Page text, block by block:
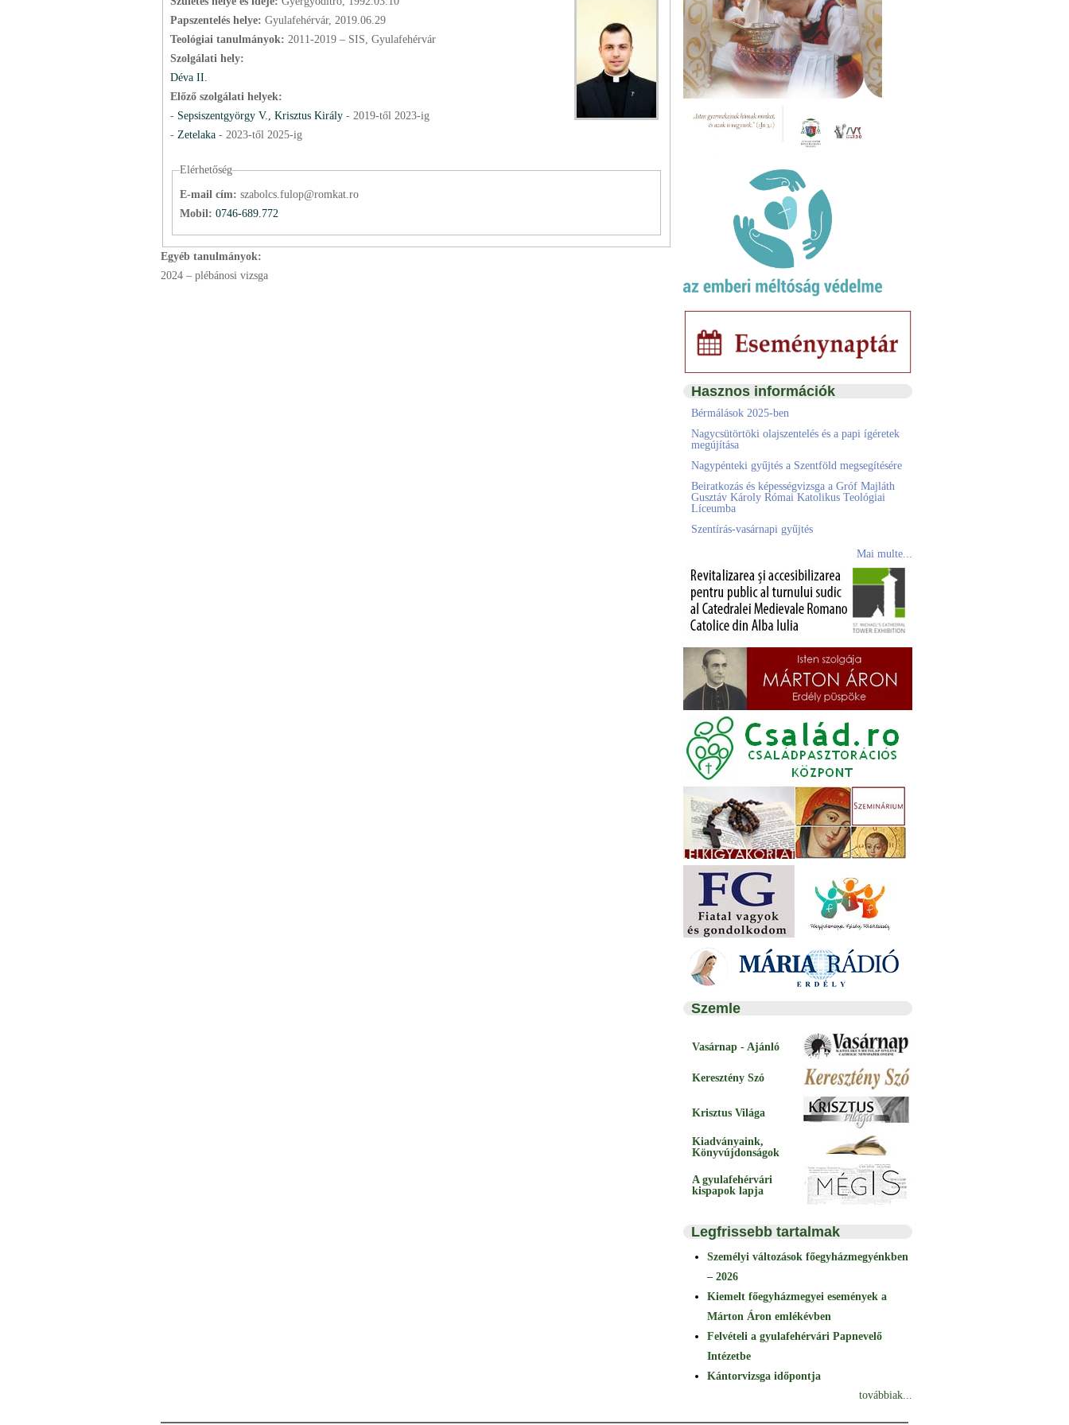
Papszentelés helye: Gyulafehérvár, 2019.06.29
Teológiai tanulmányok: 2011-2019 – SIS, Gyulafehérvár
Szolgálati hely:
Déva II.
Előző szolgálati helyek:
- Sepsiszentgyörgy V., Krisztus Király- 2019-től 2023-ig
- Zetelaka - 2023-től 2025-ig
Elérhetőség
E-mail cím: szabolcs.fulop@romkat.ro
Mobil: 0746-689.772
Egyéb tanulmányok:
2024 – plébánosi vizsga
Hasznos információk
Bérmálások 2025-ben
Nagycsütörtöki olajszentelés és a papi ígéretek
megújítása
Nagypénteki gyűjtés a Szentföld megsegítésére
Beiratkozás és képességvizsga a Gróf Majláth
Gusztáv Károly Római Katolikus Teológiai
Líceumba
Szentírás-vasárnapi gyűjtés
Mai multe...
Szemle
Vasárnap - Ajánló
Keresztény Szó
Krisztus Világa
Kiadványaink,
Könyvújdonságok
A gyulafehérvári
kispapok lapja
Legfrissebb tartalmak
Személyi változások főegyházmegyénkben
– 2026
Kiemelt főegyházmegyei események a
Márton Áron emlékévben
Felvételi a gyulafehérvári Papnevelő
Intézetbe
Kántorvizsga időpontja
továbbiak...